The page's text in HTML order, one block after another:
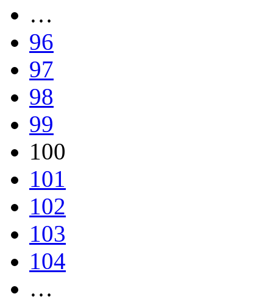
…
96
97
98
99
100
101
102
103
104
…